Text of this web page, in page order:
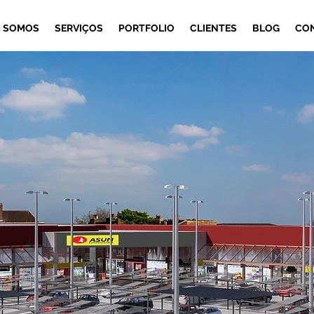
SOMOS SERVIÇOS PORTFOLIO CLIENTES BLOG